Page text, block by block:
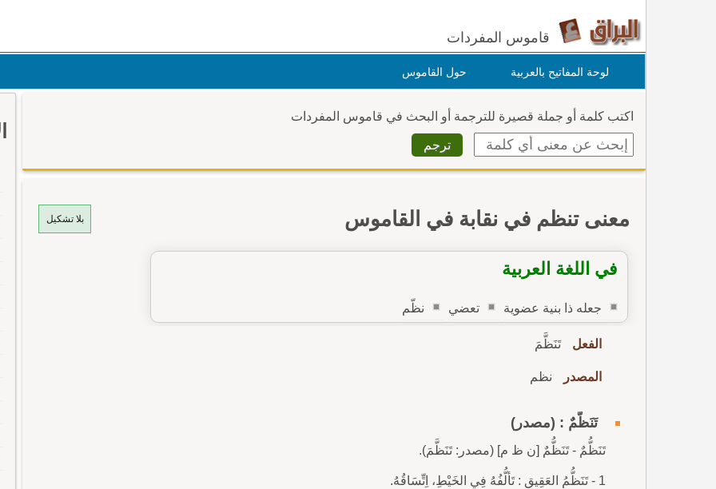
قاموس المفردات
لوحة المفاتيح بالعربية حول القاموس
اكتب كلمة أو جملة قصيرة للترجمة أو البحث في قاموس المفردات
بلا تشكيل معنى تنظم في نقابة في القاموس
في اللغة العربية
جعله ذا بنية عضوية تعضي نظّم
الفعل تَنَظَّمَ
المصدر نظم
تَنَظُّمٌ : (مصدر)
تَنَظُّمٌ - تَنَظُّمٌ [ن ظ م] (مصدر: تَنَظَّمَ).
1 - تَنَظُّمُ العَقِيقِ : تَألُّفُهُ فِي الخَيْطِ، اِتِّسَاقُهُ.